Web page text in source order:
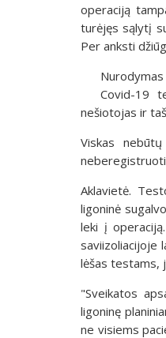
operaciją
turėjęs sąlytį
Per anksti
Covid-19
nešiotojas ir
Viskas
neberegistruoti
Aklavietė.
ligoninė
leki į
saviizoliacijoje
lėšas testams,
"Sveikatos
ligoninę
ne visiems